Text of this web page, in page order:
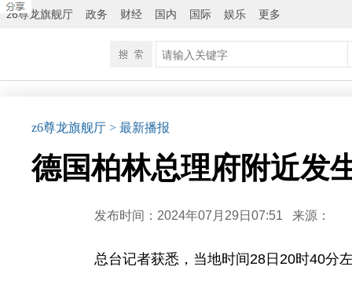
z6尊龙旗舰厅 政务 财经 国内 国际 娱乐 更多
z6尊龙旗舰厅 > 最新播报
德国柏林总理府附近发
发布时间：2024年07月29日07:51 来源：
总台记者获悉，当地时间28日20时40分